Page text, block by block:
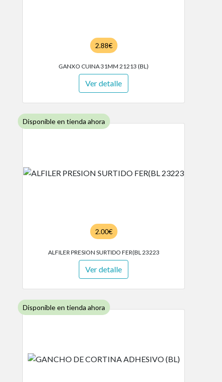
2.88€
GANXO CUINA 31MM 21213 (BL)
Ver detalle
Disponible en tienda ahora
2.00€
ALFILER PRESION SURTIDO FER(BL 23223
Ver detalle
Disponible en tienda ahora